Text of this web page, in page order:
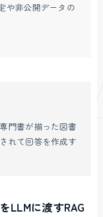
や非公開データの
門書が揃った図書
れて回答を作成す
LLMに渡すRAG